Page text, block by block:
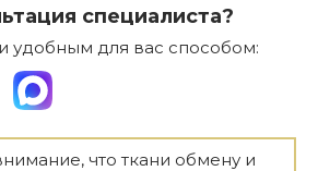
специалиста?
удобным для вас способом:
что ткани обмену и